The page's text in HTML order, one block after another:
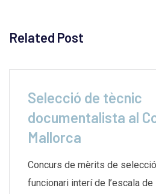
Related Post
Selecció de tècnic
documentalista al
Mallorca
Concurs de mèrits de
funcionari interí de l’escala de